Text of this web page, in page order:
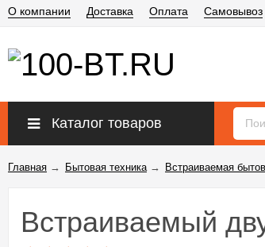
О компании Доставка Оплата Самовывоз
Каталог товаров
Главная → Бытовая техника→ Встраиваемая
Встраиваемый